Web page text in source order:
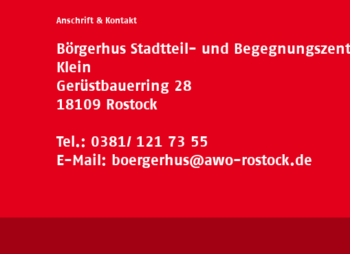
Anschrift & Kontakt
Börgerhus Stadtteil- und
Klein
Gerüstbauerring 28
18109 Rostock
Tel.: 0381/ 121 73 55
E-Mail: boergerhus@awo-rostock.de